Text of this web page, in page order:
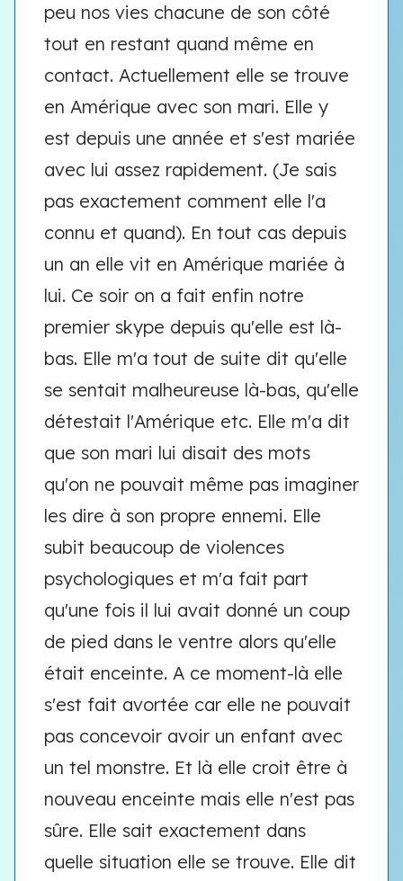
peu nos vies chacune de son côté
tout en restant quand même en
contact. Actuellement elle se trouve
en Amérique avec son mari. Elle y
est depuis une année et s'est mariée
avec lui assez rapidement. (Je sais
pas exactement comment elle l'a
connu et quand). En tout cas depuis
un an elle vit en Amérique mariée à
lui. Ce soir on a fait enfin notre
premier skype depuis qu'elle est là-
bas. Elle m'a tout de suite dit qu'elle
se sentait malheureuse là-bas, qu'elle
détestait l'Amérique etc. Elle m'a dit
que son mari lui disait des mots
qu'on ne pouvait même pas imaginer
les dire à son propre ennemi. Elle
subit beaucoup de violences
psychologiques et m'a fait part
qu'une fois il lui avait donné un coup
de pied dans le ventre alors qu'elle
était enceinte. A ce moment-là elle
s'est fait avortée car elle ne pouvait
pas concevoir avoir un enfant avec
un tel monstre. Et là elle croit être à
nouveau enceinte mais elle n'est pas
sûre. Elle sait exactement dans
quelle situation elle se trouve. Elle dit